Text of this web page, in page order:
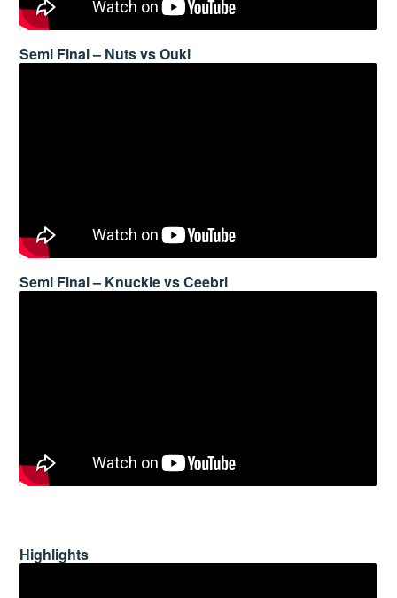
Semi Final – Nuts vs Ouki
Semi Final – Knuckle vs Ceebri
Highlights